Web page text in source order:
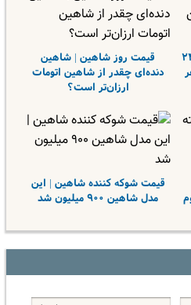
شاهین امروز ۲۴
قیمت روز شاهین | شاهین
دنده‌ای چقدر از شاهین اتومات
ارزان‌تر است؟
قیمت شوکه کننده شاهین | این
مدل شاهین ۹۰۰ میلیون شد